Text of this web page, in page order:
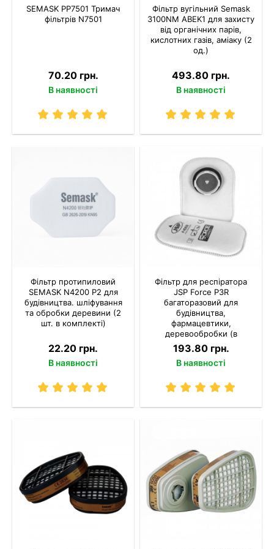
SEMASK PP7501 Тримач
фільтрів N7501
70.20 грн.
В наявності
Фільтр вугільний Semask
3100NM ABEK1 для захисту
від органічних парів,
кислотних газів, аміаку (2
од.)
493.80 грн.
В наявності
Фільтр протипиловий
SEMASK N4200 P2 для
будівництва. шліфування
та обробки деревини (2
шт. в комплекті)
22.20 грн.
В наявності
Фільтр для респіратора
JSP Force P3R
багаторазовий для
будівництва,
фармацевтики,
деревообробки (в
комплекті 2 шт.)
193.80 грн.
В наявності